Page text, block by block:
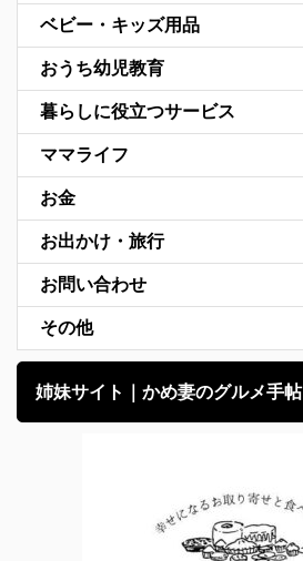
ベビー・キッズ用品
おうち幼児教育
暮らしに役立つサービス
ママライフ
お金
お出かけ・旅行
お問い合わせ
その他
姉妹サイト｜かめ妻のグルメ手帖